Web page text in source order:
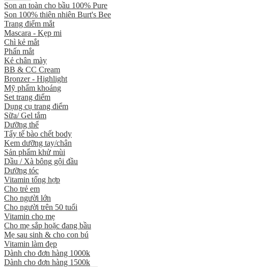
Son an toàn cho bầu 100% Pure
Son 100% thiên nhiên Burt's Bee
Trang điểm mắt
Mascara - Kẹp mi
Chì kẻ mắt
Phấn mắt
Kẻ chân mày
BB & CC Cream
Bronzer - Highlight
Mỹ phẩm khoáng
Set trang điểm
Dụng cụ trang điểm
Sữa/ Gel tắm
Dưỡng thể
Tẩy tế bào chết body
Kem dưỡng tay/chân
Sản phẩm khử mùi
Dầu / Xà bông gội đầu
Dưỡng tóc
Vitamin tổng hợp
Cho trẻ em
Cho người lớn
Cho người trên 50 tuổi
Vitamin cho mẹ
Cho mẹ sắp hoặc đang bầu
Mẹ sau sinh & cho con bú
Vitamin làm đẹp
Dành cho đơn hàng 1000k
Dành cho đơn hàng 1500k